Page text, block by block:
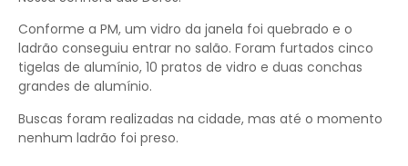
Conforme a PM, um vidro da janela foi quebrado e o
ladrão conseguiu entrar no salão. Foram furtados cinco
tigelas de alumínio, 10 pratos de vidro e duas conchas
grandes de alumínio.
Buscas foram realizadas na cidade, mas até o momento
nenhum ladrão foi preso.